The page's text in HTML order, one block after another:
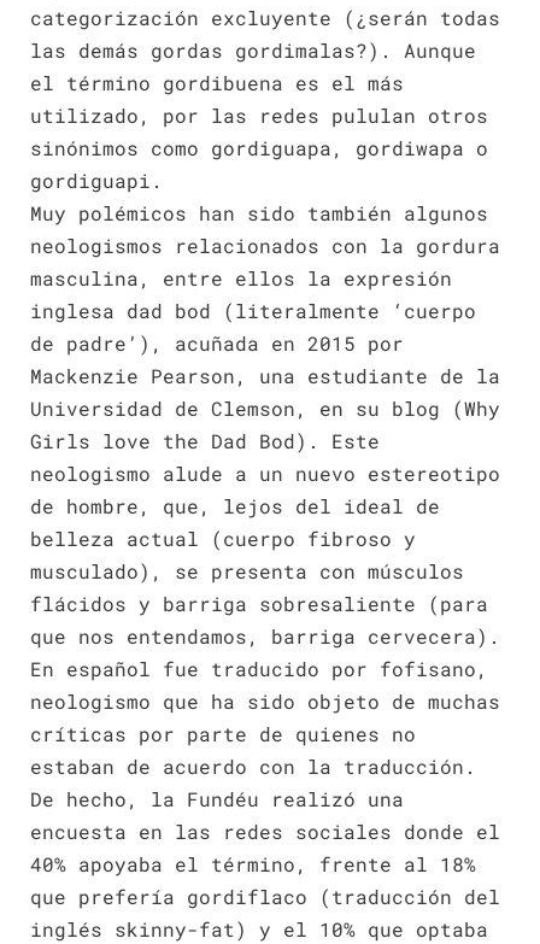
categorización excluyente (¿serán todas
las demás gordas gordimalas?). Aunque
el término gordibuena es el más
utilizado, por las redes pululan otros
sinónimos como gordiguapa, gordiwapa o
gordiguapi.
Muy polémicos han sido también algunos
neologismos relacionados con la gordura
masculina, entre ellos la expresión
inglesa dad bod (literalmente ‘cuerpo
de padre’), acuñada en 2015 por
Mackenzie Pearson, una estudiante de la
Universidad de Clemson, en su blog (Why
Girls love the Dad Bod). Este
neologismo alude a un nuevo estereotipo
de hombre, que, lejos del ideal de
belleza actual (cuerpo fibroso y
musculado), se presenta con músculos
flácidos y barriga sobresaliente (para
que nos entendamos, barriga cervecera).
En español fue traducido por fofisano,
neologismo que ha sido objeto de muchas
críticas por parte de quienes no
estaban de acuerdo con la traducción.
De hecho, la Fundéu realizó una
encuesta en las redes sociales donde el
40% apoyaba el término, frente al 18%
que prefería gordiflaco (traducción del
inglés skinny-fat) y el 10% que optaba